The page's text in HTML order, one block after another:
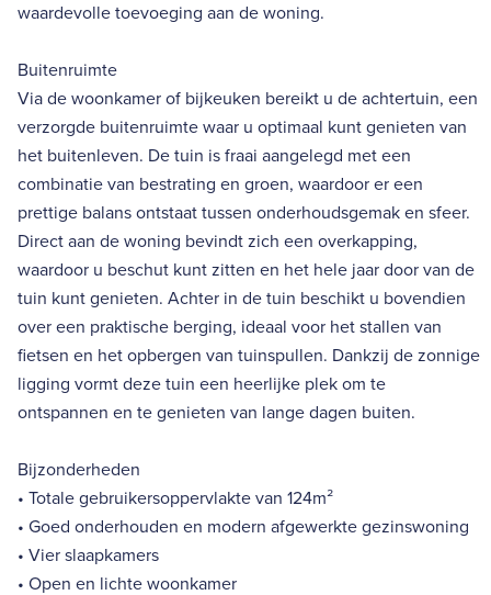
waardevolle toevoeging aan de woning.
Buitenruimte
Via de woonkamer of bijkeuken bereikt u de achtertuin, een
verzorgde buitenruimte waar u optimaal kunt genieten van
het buitenleven. De tuin is fraai aangelegd met een
combinatie van bestrating en groen, waardoor er een
prettige balans ontstaat tussen onderhoudsgemak en sfeer.
Direct aan de woning bevindt zich een overkapping,
waardoor u beschut kunt zitten en het hele jaar door van de
tuin kunt genieten. Achter in de tuin beschikt u bovendien
over een praktische berging, ideaal voor het stallen van
fietsen en het opbergen van tuinspullen. Dankzij de zonnige
ligging vormt deze tuin een heerlijke plek om te
ontspannen en te genieten van lange dagen buiten.
Bijzonderheden
• Totale gebruikersoppervlakte van 124m²
• Goed onderhouden en modern afgewerkte gezinswoning
• Vier slaapkamers
• Open en lichte woonkamer